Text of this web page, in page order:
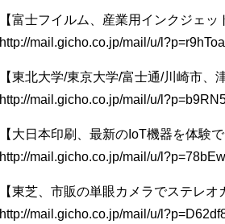
【富士フイルム、産業用インクジェ
http://mail.gicho.co.jp/mail/u/
【東北大学/東京大学/富士通/川崎市、
http://mail.gicho.co.jp/mail/u/
【大日本印刷、最新のIoT機器を体験
http://mail.gicho.co.jp/mail/u/
【東芝、市販の単眼カメラでステレ
http://mail.gicho.co.jp/mail/u/